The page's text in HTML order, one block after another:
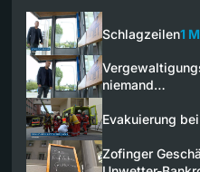
Schlagzeilen1
niemand…
Evakuierung
Zofinger